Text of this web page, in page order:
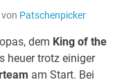
Patschenpicker
dem King of the
heuer trotz einiger
am Start. Bei